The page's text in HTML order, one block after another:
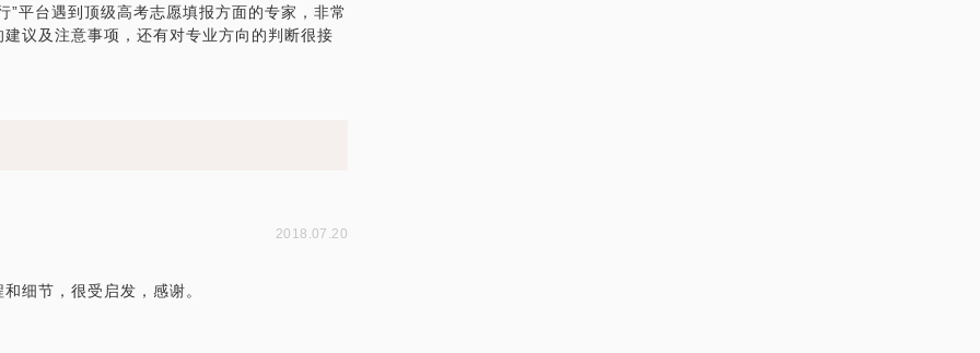
平台遇到顶级高考志愿填报方面的专家，非常
议及注意事项，还有对专业方向的判断很接
2018.07.20
细节，很受启发，感谢。